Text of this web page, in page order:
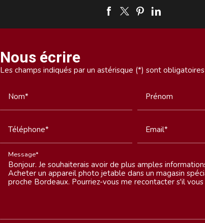
Nous écrire
Les champs indiqués par un astérisque (*) sont obligatoires
Nom* Prénom
Téléphone* Email*
Message*